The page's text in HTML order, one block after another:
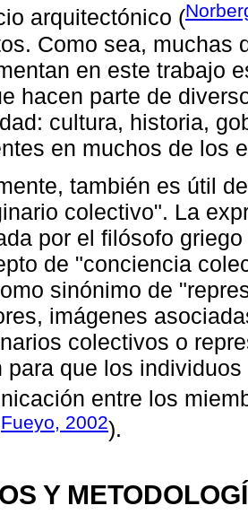
arquitectónico (
Como sea, muchas
en este trabajo
hacen parte de
cultura, historia,
en muchos de los
también es útil
colectivo". La
por el filósofo
de "conciencia
sinónimo de
imágenes
colectivos o
para que los
entre los
Fueyo, 2002).
Y